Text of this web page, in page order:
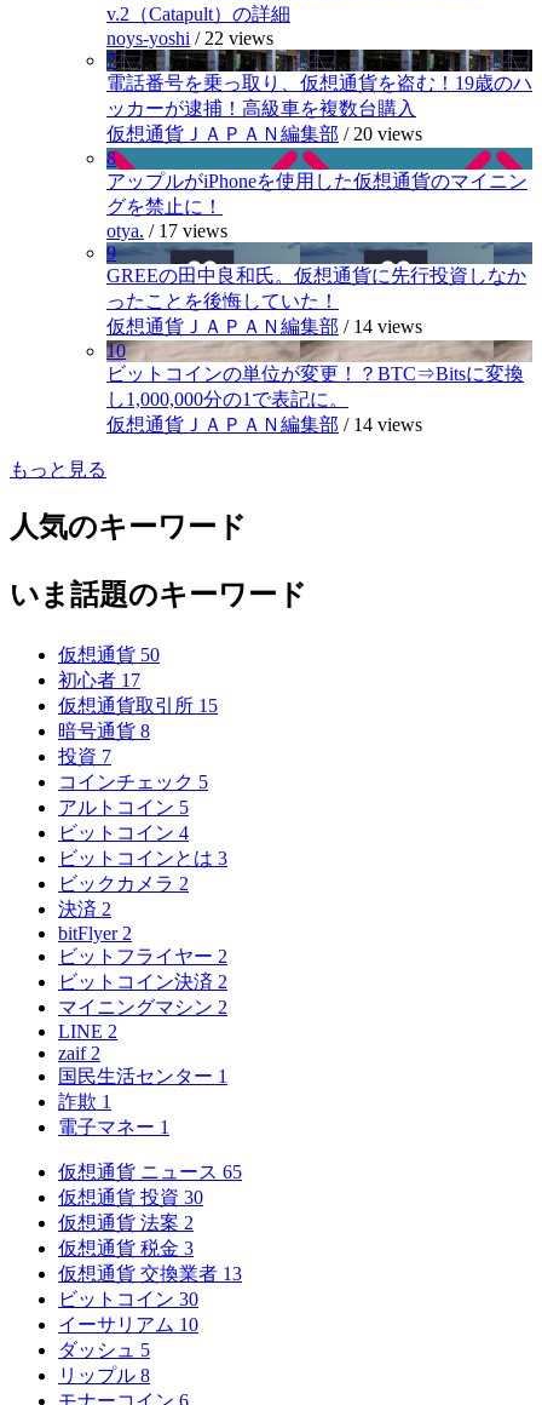
v.2（Catapult）の詳細
noys-yoshi / 22 views
7
電話番号を乗っ取り、仮想通貨を盗む！19歳のハ
ッカーが逮捕！高級車を複数台購入
仮想通貨ＪＡＰＡＮ編集部 / 20 views
8
アップルがiPhoneを使用した仮想通貨のマイニン
グを禁止に！
otya. / 17 views
9
GREEの田中良和氏。仮想通貨に先行投資しなか
ったことを後悔していた！
仮想通貨ＪＡＰＡＮ編集部 / 14 views
10
ビットコインの単位が変更！？BTC⇒Bitsに変換
し1,000,000分の1で表記に。
仮想通貨ＪＡＰＡＮ編集部 / 14 views
もっと見る
人気のキーワード
いま話題のキーワード
仮想通貨 50
初心者 17
仮想通貨取引所 15
暗号通貨 8
投資 7
コインチェック 5
アルトコイン 5
ビットコイン 4
ビットコインとは 3
ビックカメラ 2
決済 2
bitFlyer 2
ビットフライヤー 2
ビットコイン決済 2
マイニングマシン 2
LINE 2
zaif 2
国民生活センター 1
詐欺 1
電子マネー 1
仮想通貨 ニュース 65
仮想通貨 投資 30
仮想通貨 法案 2
仮想通貨 税金 3
仮想通貨 交換業者 13
ビットコイン 30
イーサリアム 10
ダッシュ 5
リップル 8
モナーコイン 6